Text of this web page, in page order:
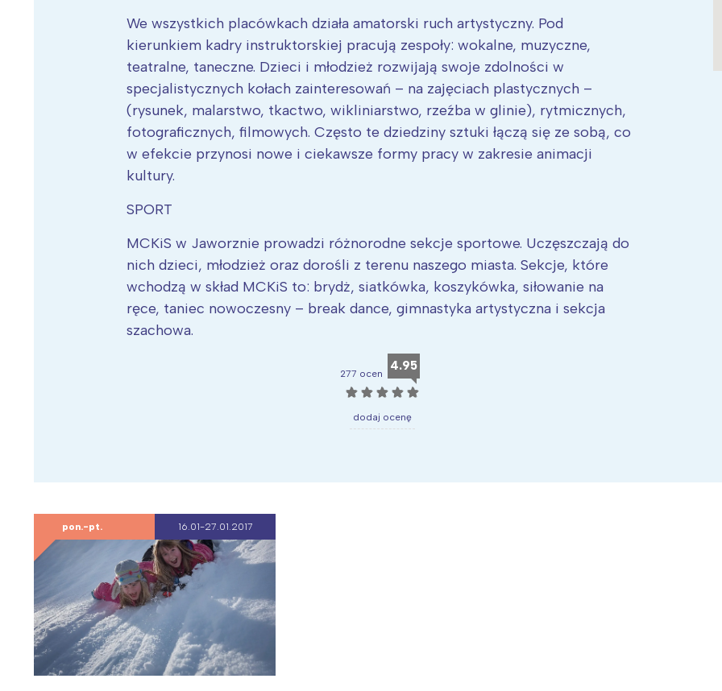
We wszystkich placówkach działa amatorski ruch artystyczny. Pod
kierunkiem kadry instruktorskiej pracują zespoły: wokalne, muzyczne,
teatralne, taneczne. Dzieci i młodzież rozwijają swoje zdolności w
specjalistycznych kołach zainteresowań – na zajęciach plastycznych –
(rysunek, malarstwo, tkactwo, wikliniarstwo, rzeźba w glinie), rytmicznych,
fotograficznych, filmowych. Często te dziedziny sztuki łączą się ze sobą, co
w efekcie przynosi nowe i ciekawsze formy pracy w zakresie animacji
kultury.
SPORT
MCKiS w Jaworznie prowadzi różnorodne sekcje sportowe. Uczęszczają do
nich dzieci, młodzież oraz dorośli z terenu naszego miasta. Sekcje, które
wchodzą w skład MCKiS to: brydż, siatkówka, koszykówka, siłowanie na
ręce, taniec nowoczesny – break dance, gimnastyka artystyczna i sekcja
szachowa.
277 ocen
4.95
☆ ☆ ☆ ☆ ☆
dodaj ocenę
pon.-pt. 16.01-27.01.2017